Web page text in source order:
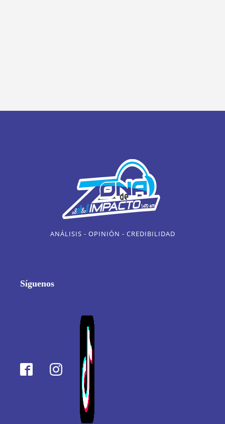
ANÁLISIS - OPINIÓN - CREDIBILIDAD
Síguenos